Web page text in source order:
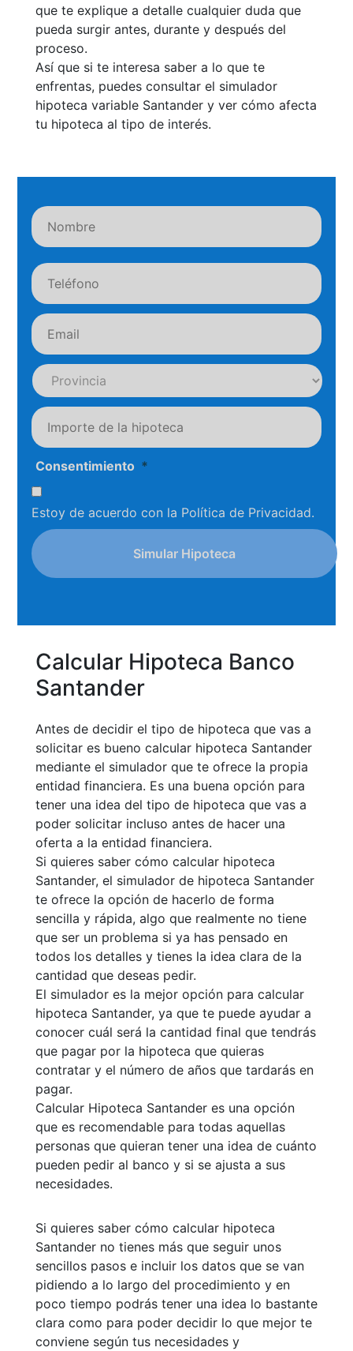
que te explique a detalle cualquier duda que
pueda surgir antes, durante y después del
proceso.
Así que si te interesa saber a lo que te
enfrentas, puedes consultar el simulador
hipoteca variable Santander y ver cómo afecta
tu hipoteca al tipo de interés.
Nombre
Teléfono
Email
Provincia
importe
Consentimiento *
Estoy de acuerdo con la Política de Privacidad.
Calcular Hipoteca Banco
Santander
Antes de decidir el tipo de hipoteca que vas a
solicitar es bueno calcular hipoteca Santander
mediante el simulador que te ofrece la propia
entidad financiera. Es una buena opción para
tener una idea del tipo de hipoteca que vas a
poder solicitar incluso antes de hacer una
oferta a la entidad financiera.
Si quieres saber cómo calcular hipoteca
Santander, el simulador de hipoteca Santander
te ofrece la opción de hacerlo de forma
sencilla y rápida, algo que realmente no tiene
que ser un problema si ya has pensado en
todos los detalles y tienes la idea clara de la
cantidad que deseas pedir.
El simulador es la mejor opción para calcular
hipoteca Santander, ya que te puede ayudar a
conocer cuál será la cantidad final que tendrás
que pagar por la hipoteca que quieras
contratar y el número de años que tardarás en
pagar.
Calcular Hipoteca Santander es una opción
que es recomendable para todas aquellas
personas que quieran tener una idea de cuánto
pueden pedir al banco y si se ajusta a sus
necesidades.
Si quieres saber cómo calcular hipoteca
Santander no tienes más que seguir unos
sencillos pasos e incluir los datos que se van
pidiendo a lo largo del procedimiento y en
poco tiempo podrás tener una idea lo bastante
clara como para poder decidir lo que mejor te
conviene según tus necesidades y